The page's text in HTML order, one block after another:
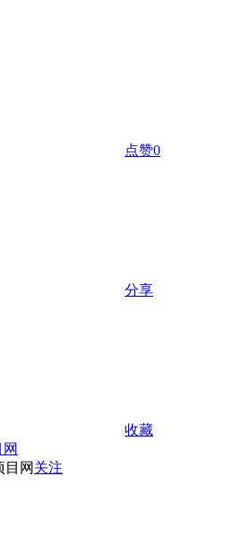
点赞0
分享
收藏
关注